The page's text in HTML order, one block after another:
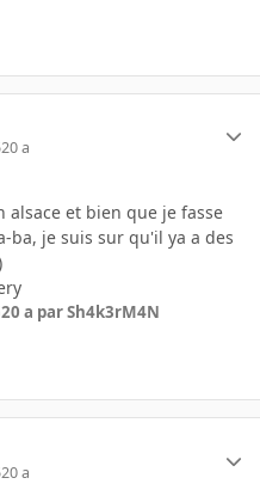
20 a
alsace et bien que je fasse
ba, je suis sur qu'il ya a des
20 a par Sh4k3rM4N
20 a